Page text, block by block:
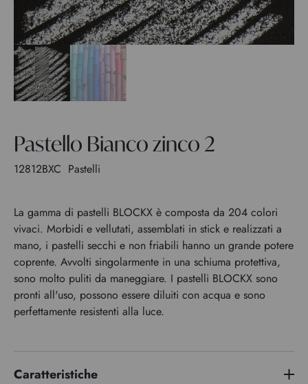
Pastello Bianco zinco 2
12812BXC Pastelli
La gamma di pastelli BLOCKX è composta da 204 colori
vivaci. Morbidi e vellutati, assemblati in stick e realizzati a
mano, i pastelli secchi e non friabili hanno un grande potere
coprente. Avvolti singolarmente in una schiuma protettiva,
sono molto puliti da maneggiare. I pastelli BLOCKX sono
pronti all'uso, possono essere diluiti con acqua e sono
perfettamente resistenti alla luce.
Caratteristiche